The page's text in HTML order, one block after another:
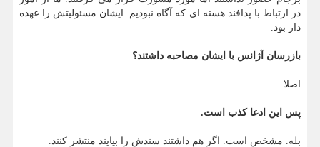
در ارتباط با پدافند هسته ای که آگاه نبودیم. ایشان مسئولیتش را عهده
دار بود.
بازرسان آژانس با ایشان مصاحبه داشتند؟
اصلا.
پس این ادعا کذب است.
بله. مشخص است. اگر هم داشتند سندش را بیایند منتشر کنند.